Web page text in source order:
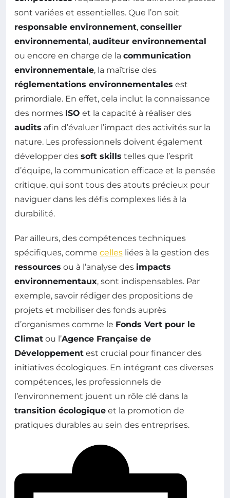
sont variées et essentielles. Que l’on soit
responsable environnement, conseiller
environnemental, auditeur environnemental
ou encore en charge de la communication
environnementale, la maîtrise des
réglementations environnementales est
primordiale. En effet, cela inclut la connaissance
des normes ISO et la capacité à réaliser des
audits afin d’évaluer l’impact des activités sur la
nature. Les professionnels doivent également
développer des soft skills telles que l’esprit
d’équipe, la communication efficace et la pensée
critique, qui sont tous des atouts précieux pour
naviguer dans les défis complexes liés à la
durabilité.
Par ailleurs, des compétences techniques
spécifiques, comme celles liées à la gestion des
ressources ou à l’analyse des impacts
environnementaux, sont indispensables. Par
exemple, savoir rédiger des propositions de
projets et mobiliser des fonds auprès
d’organismes comme le Fonds Vert pour le
Climat ou l’Agence Française de
Développement est crucial pour financer des
initiatives écologiques. En intégrant ces diverses
compétences, les professionnels de
l’environnement jouent un rôle clé dans la
transition écologique et la promotion de
pratiques durables au sein des entreprises.